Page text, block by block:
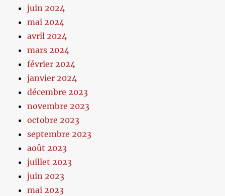
juin 2024
mai 2024
avril 2024
mars 2024
février 2024
janvier 2024
décembre 2023
novembre 2023
octobre 2023
septembre 2023
août 2023
juillet 2023
juin 2023
mai 2023